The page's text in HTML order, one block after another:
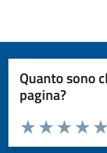
Quanto sono
pagina?
Valuta da 1 a 5 stelle
Valuta 3
Valuta 2
Valuta 1 stelle su